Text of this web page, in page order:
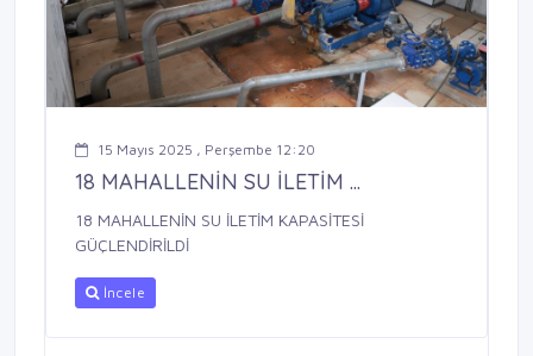
15 Mayıs 2025 , Perşembe 12:20
18 MAHALLENİN SU İLETİM ...
18 MAHALLENİN SU İLETİM KAPASİTESİ
GÜÇLENDİRİLDİ
İncele